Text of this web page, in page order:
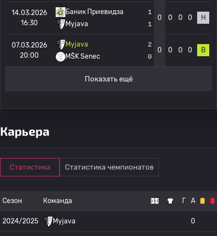
14.03.2026
16:30
Баник Приевидза
Myjava
1
1
0 0 0 0 Н
07.03.2026
20:00
Myjava
MŠK Senec
2
0
0 0 0 0 В
Показать ещё
Карьера
Статистика Статистика чемпионатов
Сезон Команда Г А
2024/2025 Myjava 0